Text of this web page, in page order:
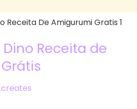
Dino Receita de